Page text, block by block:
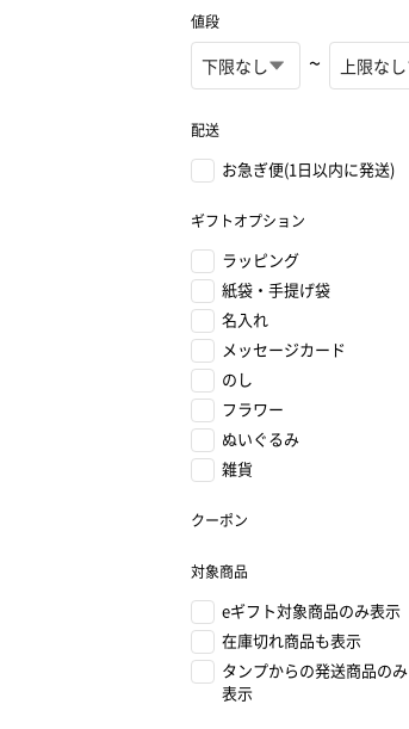
値段
~
配送
お急ぎ便(1日以内に発送)
ギフトオプション
ラッピング
紙袋・手提げ袋
名入れ
メッセージカード
のし
フラワー
ぬいぐるみ
雑貨
クーポン
対象商品
eギフト対象商品のみ表示
在庫切れ商品も表示
タンプからの発送商品のみ
表示